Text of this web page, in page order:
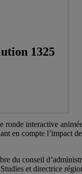
1325
interactive
en compte l’impact
du conseil
et directrice